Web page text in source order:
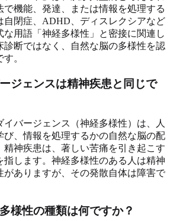
で機能、発達、または情報を処理する
自閉症、ADHD、ディスレクシアなど
用語「神経多様性」と密接に関連し
診断ではなく、自然な脳の多様性を認
。
ジェンスは精神疾患と同じで
バージェンス（神経多様性）は、人
び、情報を処理するかの自然な脳の配
精神疾患は、著しい苦痛を引き起こす
指します。神経多様性のある人は精神
がありますが、その発散自体は障害で
様性の種類は何ですか？